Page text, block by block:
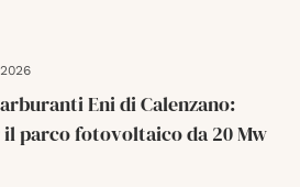
Eni di Calenzano:
parco fotovoltaico da 20 Mw